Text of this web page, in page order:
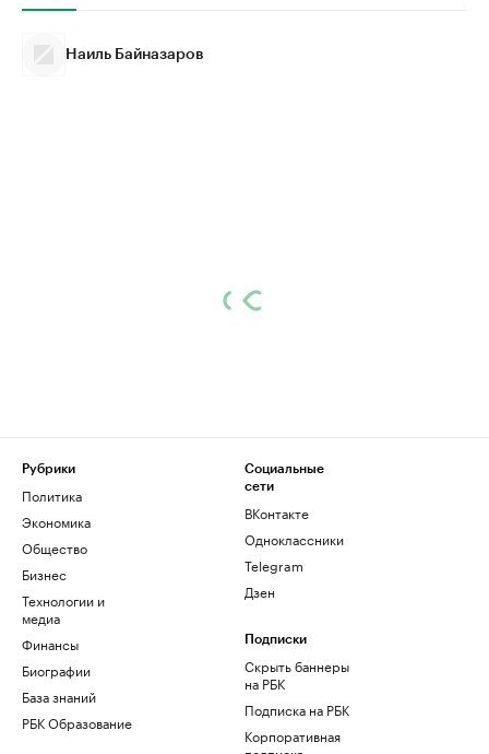
Наиль Байназаров
Рубрики
Политика
Экономика
Общество
Бизнес
Технологии и
медиа
Финансы
Биографии
База знаний
РБК Образование
Социальные
сети
ВКонтакте
Одноклассники
Telegram
Дзен
Подписки
Скрыть баннеры
на РБК
Подписка на РБК
Корпоративная